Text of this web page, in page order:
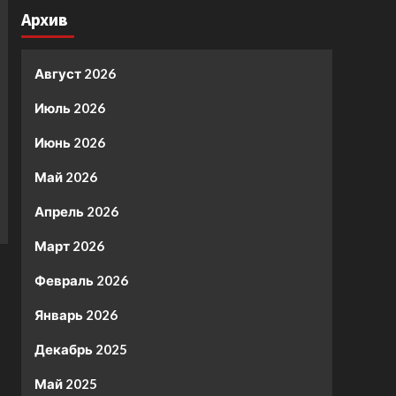
Архив
Август 2026
Июль 2026
Июнь 2026
Май 2026
Апрель 2026
Март 2026
Февраль 2026
Январь 2026
Декабрь 2025
Май 2025